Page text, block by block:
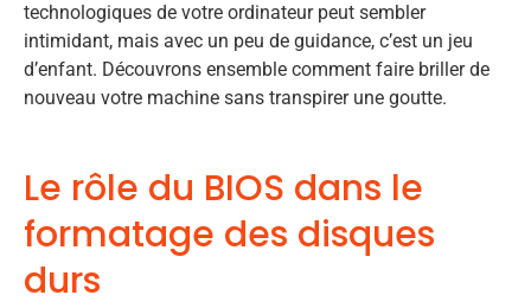
technologiques de votre ordinateur peut sembler
intimidant, mais avec un peu de guidance, c’est un jeu
d’enfant. Découvrons ensemble comment faire briller de
nouveau votre machine sans transpirer une goutte.
Le rôle du BIOS dans le
formatage des disques
durs